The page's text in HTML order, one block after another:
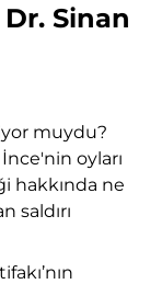
Sinan
muydu?
oyları
hakkında ne
saldırı